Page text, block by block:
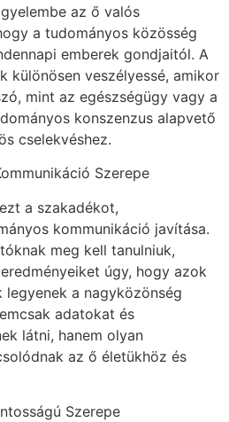
az ő valós
a tudományos közösség
emberek gondjaitól. A
különösen veszélyessé, amikor
mint az egészségügy vagy a
konszenzus alapvető
cselekvéshez.
Szerepe
a szakadékot,
kommunikáció javítása.
meg kell tanulniuk,
úgy, hogy azok
a nagyközönség
adatokat és
látni, hanem olyan
az ő életükhöz és
Szerepe